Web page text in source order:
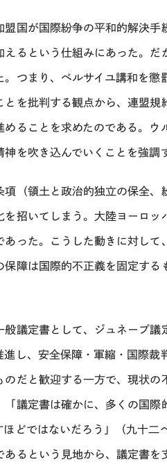
国が国際紛争の平和的解決手
るという仕組みにあった。
つまり、ベルサイユ講和を
を批判する観点から、連盟
ることを求めたのである。ウ
を吹き込んでいくことを強調
（領土と政治的独立の保全、
招いてしまう。大陸ヨーロッ
った。こうした動きに対し
障は国際的不正義を固定す
議定書として、ジュネーブ議
し、安全保障・軍縮・国際裁
だと歓迎する一方で、現状
議定書は確かに、多くの国
どではないだろう」（九十二
あるという見地から、議定書を